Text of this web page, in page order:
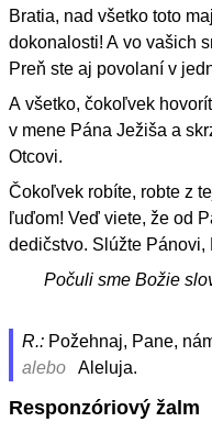
Bratia, nad všetko toto
dokonalosti! A vo vašich
Preň ste aj povolaní v
A všetko, čokoľvek
v mene Pána Ježiša a
Otcovi.
Čokoľvek robíte, robte z
ľuďom! Veď viete, že od
dedičstvo. Slúžte Pánovi,
Počuli sme Božie
R.: Požehnaj, Pane,
alebo
Aleluja.
Responzóriový žalm